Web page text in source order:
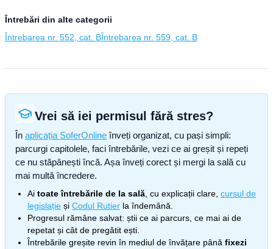
Întrebări din alte categorii
Întrebarea nr. 552, cat. BÎntrebarea nr. 559, cat. B
Vrei să iei permisul fără stres?
În aplicația SoferOnline înveți organizat, cu pași simpli:
parcurgi capitolele, faci întrebările, vezi ce ai greșit și repeți
ce nu stăpânești încă. Așa înveți corect și mergi la sală cu
mai multă încredere.
Ai toate întrebările de la sală , cu explicații clare, cursul de
legislație și Codul Rutier la îndemână.
Progresul rămâne salvat: știi ce ai parcurs, ce mai ai de
repetat și cât de pregătit ești.
Întrebările greșite revin în mediul de învățare până fixezi